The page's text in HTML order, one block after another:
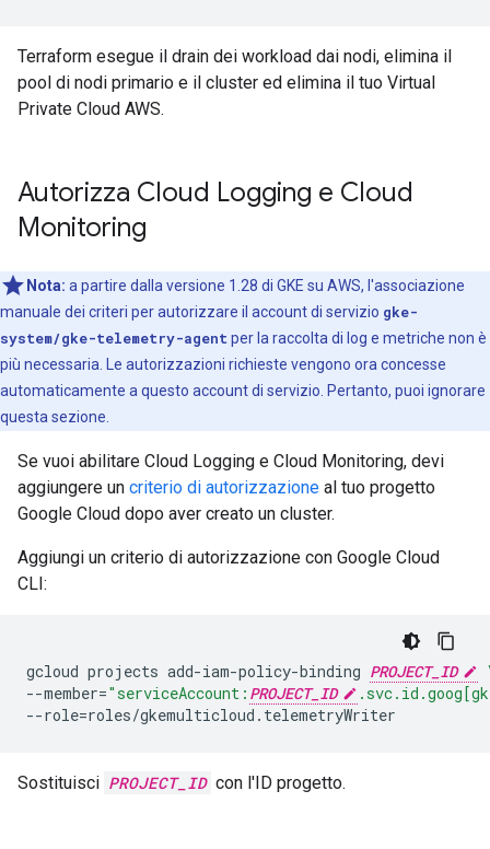
Terraform esegue il drain dei workload dai nodi, elimina il
pool di nodi primario e il cluster ed elimina il tuo Virtual
Private Cloud AWS.
Autorizza Cloud Logging e Cloud
Monitoring
Nota: a partire dalla versione 1.28 di GKE su AWS, l'associazione
manuale dei criteri per autorizzare il account di servizio gke-
system/gke-telemetry-agent per la raccolta di log e metriche non è
più necessaria. Le autorizzazioni richieste vengono ora concesse
automaticamente a questo account di servizio. Pertanto, puoi ignorare
questa sezione.
Se vuoi abilitare Cloud Logging e Cloud Monitoring, devi
aggiungere un criterio di autorizzazione al tuo progetto
Google Cloud dopo aver creato un cluster.
Aggiungi un criterio di autorizzazione con Google Cloud
CLI:
gcloud projects add-iam-policy-binding PROJECT_ID
--member="serviceAccount: PROJECT_ID
--role=
Sostituisci PROJECT_ID con l'ID progetto.